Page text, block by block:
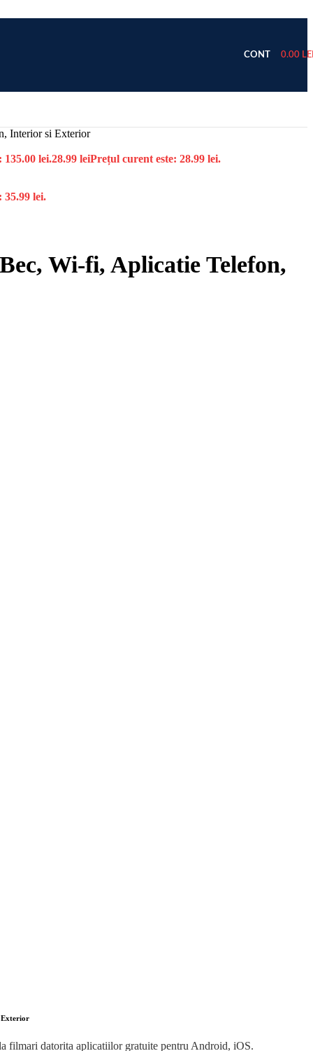
CONT 0.00
Interior si Exterior
lei.28.99 leiPrețul curent este: 28.99 lei.
35.99 lei.
Wi-fi, Aplicatie Telefon,
Exterior
filmari datorita aplicatiilor gratuite pentru Android, iOS.